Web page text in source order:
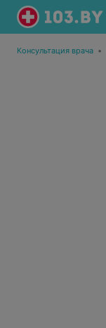
Консультация врача •